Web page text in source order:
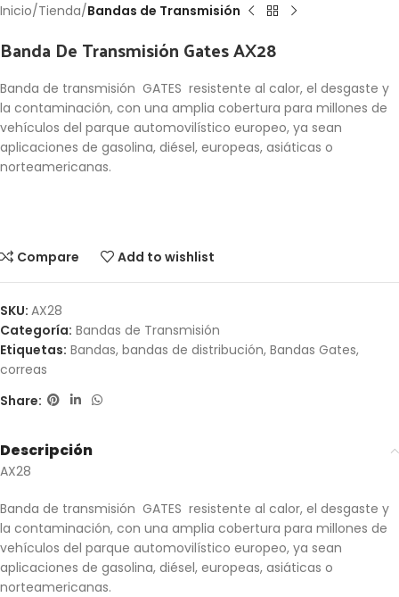
Inicio Tienda Bandas de Transmisión
Banda De Transmisión Gates AX28
Banda de transmisión GATES resistente al calor, el desgaste y
la contaminación, con una amplia cobertura para millones de
vehículos del parque automovilístico europeo, ya sean
aplicaciones de gasolina, diésel, europeas, asiáticas o
norteamericanas.
Compare Add to wishlist
SKU: AX28
Categoría: Bandas de Transmisión
Etiquetas: Bandas, bandas de distribución, Bandas Gates,
correas
Share:
Descripción
AX28
Banda de transmisión GATES resistente al calor, el desgaste y
la contaminación, con una amplia cobertura para millones de
vehículos del parque automovilístico europeo, ya sean
aplicaciones de gasolina, diésel, europeas, asiáticas o
norteamericanas.